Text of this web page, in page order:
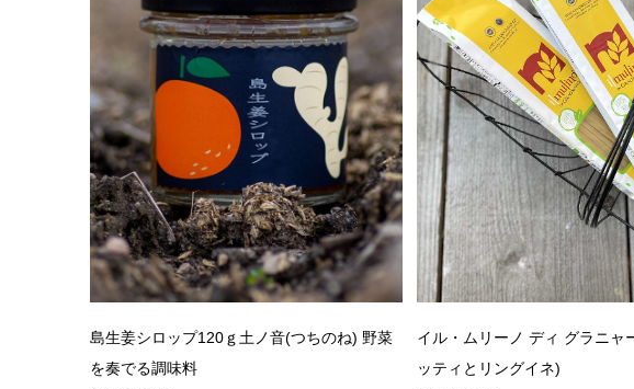
島生姜シロップ120ｇ土ノ音(つちのね) 野菜
を奏でる調味料
イル・ムリーノ ディ グラニ
ッティとリングイネ)